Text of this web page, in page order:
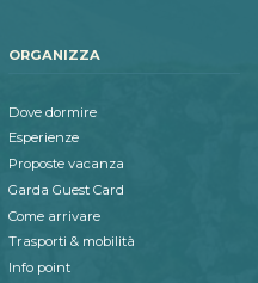
ORGANIZZA
Dove dormire
Esperienze
Proposte vacanza
Garda Guest Card
Come arrivare
Trasporti & mobilità
Info point